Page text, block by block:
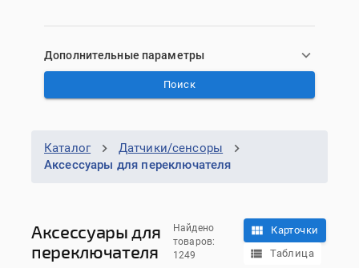
Дополнительные параметры
Поиск
Каталог
Датчики/сенсоры
Аксессуары для переключателя
Аксессуары для
переключателя
Найдено
товаров:
1249
Карточки
Таблица